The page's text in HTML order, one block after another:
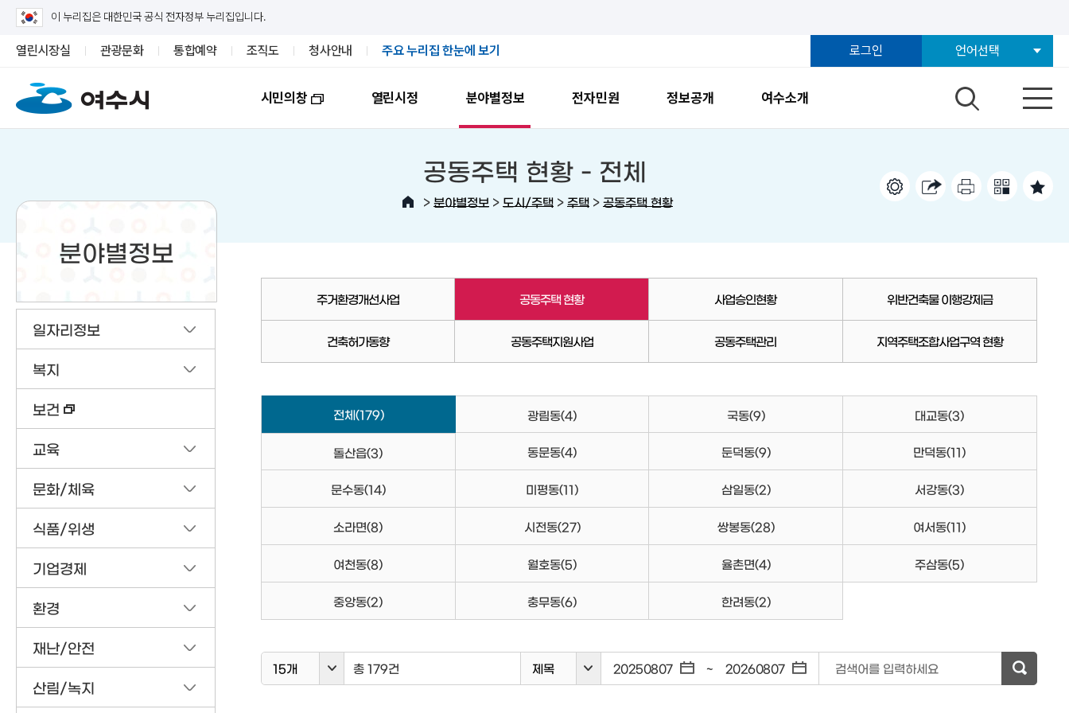
이 누리집은 대한민국 공식 전자정부 누리집입니다.
열린시장실 관광문화 통합예약 조직도 청사안내 주요 누리집 한눈에 보기 로그인 언어선택
시민의창 열린시정 분야별정보 전자민원 정보공개 여수소개
분야별정보
일자리정보
복지
보건
교육
문화/체육
식품/위생
기업경제
환경
재난/안전
산림/녹지
공동주택 현황 - 전체
> 분야별정보 > 도시/주택 > 주택 > 공동주택 현황
주거환경개선사업 공동주택 현황 사업승인현황 위반건축물 이행강제금
건축허가동향 공동주택지원사업 공동주택관리 지역주택조합사업구역 현황
전체(179) 광림동(4) 국동(9) 대교동(3)
돌산읍(3) 동문동(4) 둔덕동(9) 만덕동(11)
문수동(14) 미평동(11) 삼일동(2) 서강동(3)
소라면(8) 시전동(27) 쌍봉동(28) 여서동(11)
여천동(8) 월호동(5) 율촌면(4) 주삼동(5)
중앙동(2) 충무동(6) 한려동(2)
15개 총 179건 제목 ~ 검색어를 입력하세요